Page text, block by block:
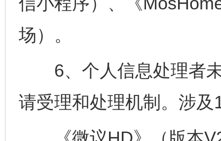
场）。
6、个人信息处理者未
请受理和处理机制。涉